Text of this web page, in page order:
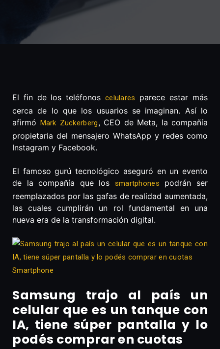
El fin de los teléfonos celulares
parece estar más
cerca de lo que los usuarios se imaginan. Así lo
afirmó Mark Zuckerberg, CEO de Meta, la compañía
propietaria del mensajero WhatsApp y redes como
Instagram y Facebook.
El famoso gurú tecnológico aseguró en un evento
de la compañía que los smartphones
podrán ser
reemplazados por las gafas de realidad aumentada,
las cuales cumplirán un rol fundamental en una
nueva era de la transformación digital.
Smartphone
Samsung trajo al país un
celular que es un tanque con
IA, tiene súper pantalla y lo
podés comprar en cuotas